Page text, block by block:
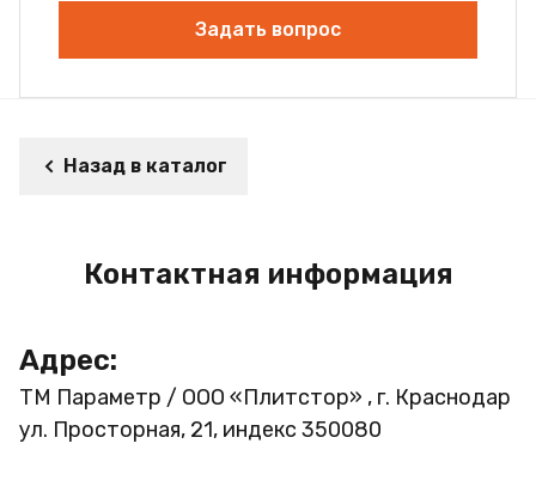
Задать вопрос
Назад в каталог
Контактная информация
Адрес:
ТМ Параметр / ООО «Плитстор» , г. Краснодар
ул. Просторная, 21, индекс 350080